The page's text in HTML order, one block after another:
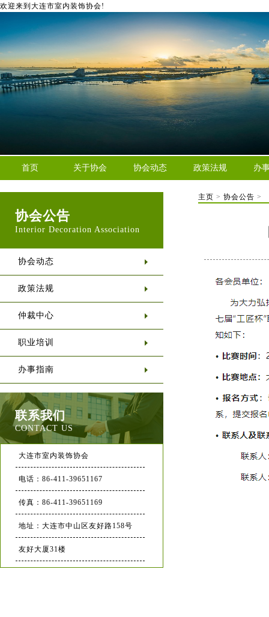
欢迎来到大连市室内装饰协会!
首页 关于协会 协会动态 政策法规 办
协会公告
Interior Decoration Association
协会动态
政策法规
仲裁中心
职业培训
办事指南
联系我们
CONTACT US
大连市室内装饰协会
电话：86-411-39651167
传真：86-411-39651169
地址：大连市中山区友好路158号
友好大厦31楼
主页 > 协会公告 >